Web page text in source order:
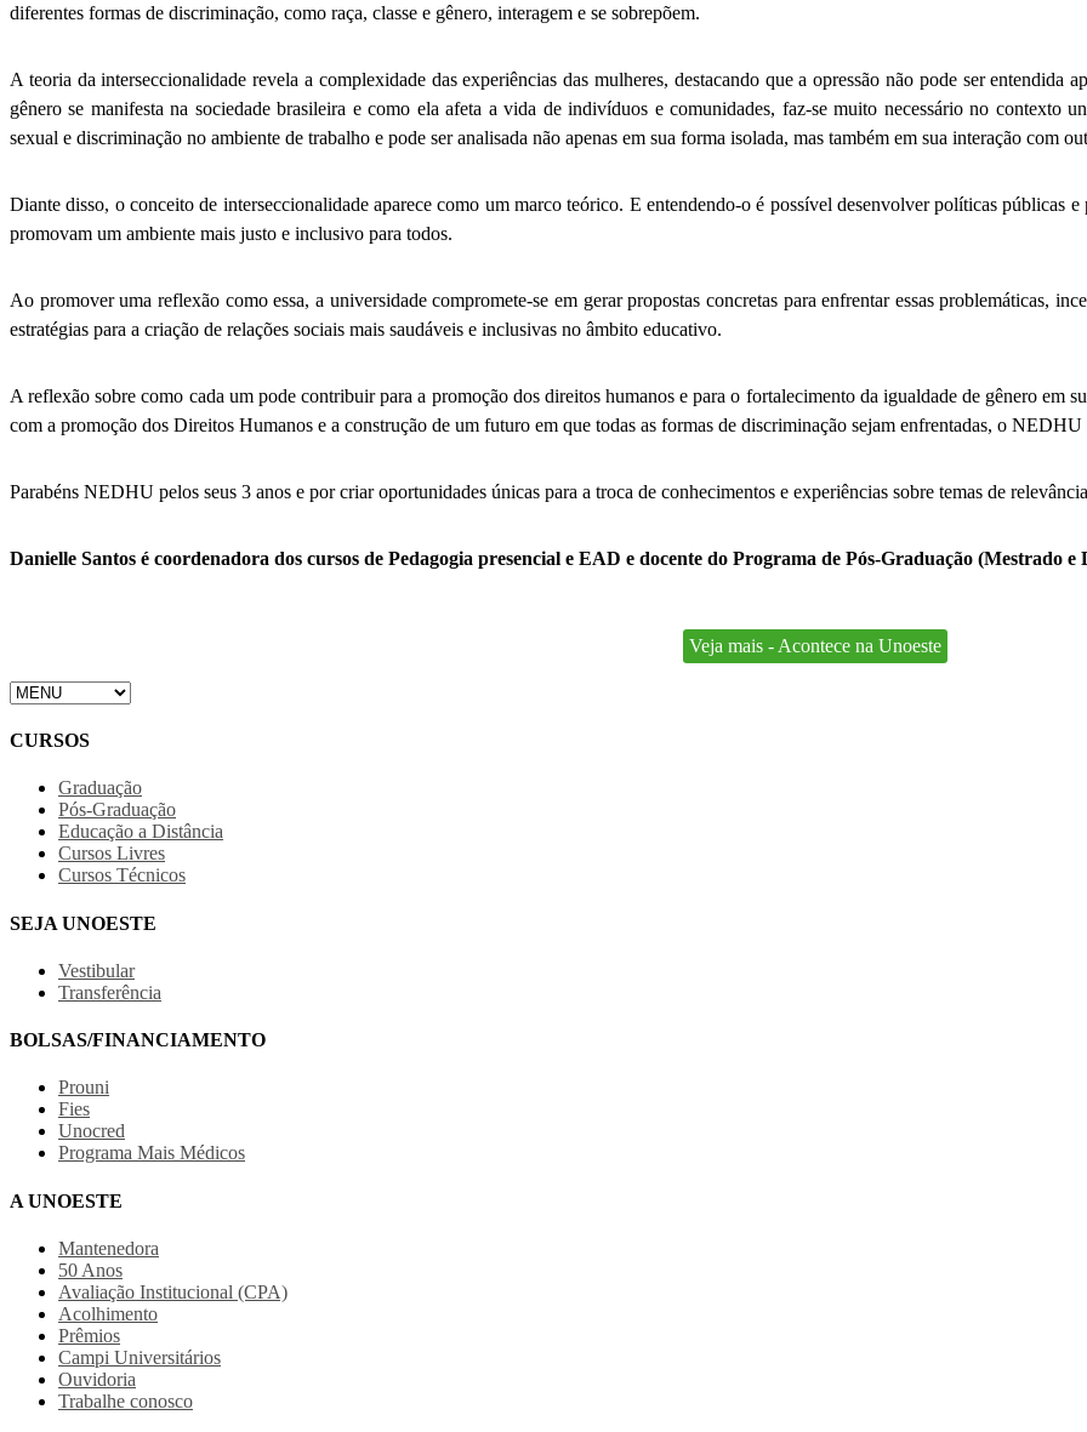
diferentes formas de discriminação, como raça, classe e gênero, interagem e se sobrepõem.
A teoria da interseccionalidade revela a complexidade das experiências das mulheres, destacando que a opressão não pode ser entendida
gênero se manifesta na sociedade brasileira e como ela afeta a vida de indivíduos e comunidades, faz-se muito necessário no contexto
sexual e discriminação no ambiente de trabalho e pode ser analisada não apenas em sua forma isolada, mas também em sua interação com
Diante disso, o conceito de interseccionalidade aparece como um marco teórico. E entendendo-o é possível desenvolver políticas públicas e
promovam um ambiente mais justo e inclusivo para todos.
Ao promover uma reflexão como essa, a universidade compromete-se em gerar propostas concretas para enfrentar essas problemáticas,
estratégias para a criação de relações sociais mais saudáveis e inclusivas no âmbito educativo.
A reflexão sobre como cada um pode contribuir para a promoção dos direitos humanos e para o fortalecimento da igualdade de gênero em
com a promoção dos Direitos Humanos e a construção de um futuro em que todas as formas de discriminação sejam enfrentadas, o
Parabéns NEDHU pelos seus 3 anos e por criar oportunidades únicas para a troca de conhecimentos e experiências sobre temas de
Danielle Santos é coordenadora dos cursos de Pedagogia presencial e EAD e docente do Programa de Pós-Graduação (Mestrado e
Veja mais - Acontece na Unoeste
CURSOS
Graduação
Pós-Graduação
Educação a Distância
Cursos Livres
Cursos Técnicos
SEJA UNOESTE
Vestibular
Transferência
BOLSAS/FINANCIAMENTO
Prouni
Fies
Unocred
Programa Mais Médicos
A UNOESTE
Mantenedora
50 Anos
Avaliação Institucional (CPA)
Acolhimento
Prêmios
Campi Universitários
Ouvidoria
Trabalhe conosco